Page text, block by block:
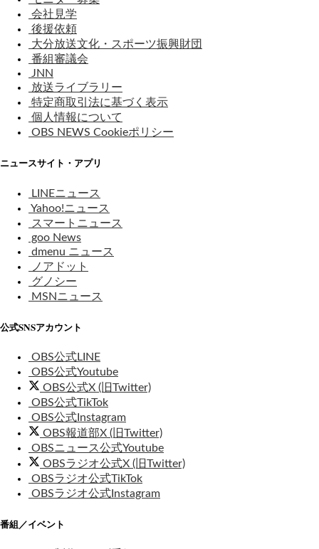
会社見学
後援依頼
大分放送文化・スポーツ振興財団
番組審議会
JNN
放送ライブラリー
特定商取引法に基づく表示
個人情報について
OBS NEWS Cookieポリシー
ニュースサイト・アプリ
LINEニュース
Yahoo!ニュース
スマートニュース
goo News
dmenu ニュース
ノアドット
グノシー
MSNニュース
公式SNSアカウント
OBS公式LINE
OBS公式Youtube
OBS公式X (旧Twitter)
OBS公式TikTok
OBS公式Instagram
OBS報道部X (旧Twitter)
OBSニュース公式Youtube
OBSラジオ公式X (旧Twitter)
OBSラジオ公式TikTok
OBSラジオ公式Instagram
番組／イベント